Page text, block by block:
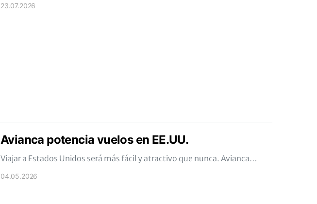
23.07.2026
Avianca potencia vuelos en EE.UU.
Viajar a Estados Unidos será más fácil y atractivo que nunca. Avianca…
04.05.2026